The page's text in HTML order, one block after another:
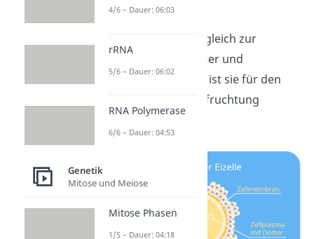
Oogenese.
Die Eizelle ist im Vergleich zur
Samenzelle viel größer und
unbeweglich. Damit ist sie für den
der Befruchtung
zuständig.
4/6 – Dauer: 06:03
rRNA
5/6 – Dauer: 06:02
RNA Polymerase
6/6 – Dauer: 04:53
Genetik
Mitose und Meiose
Mitose Phasen
1/5 – Dauer: 04:18